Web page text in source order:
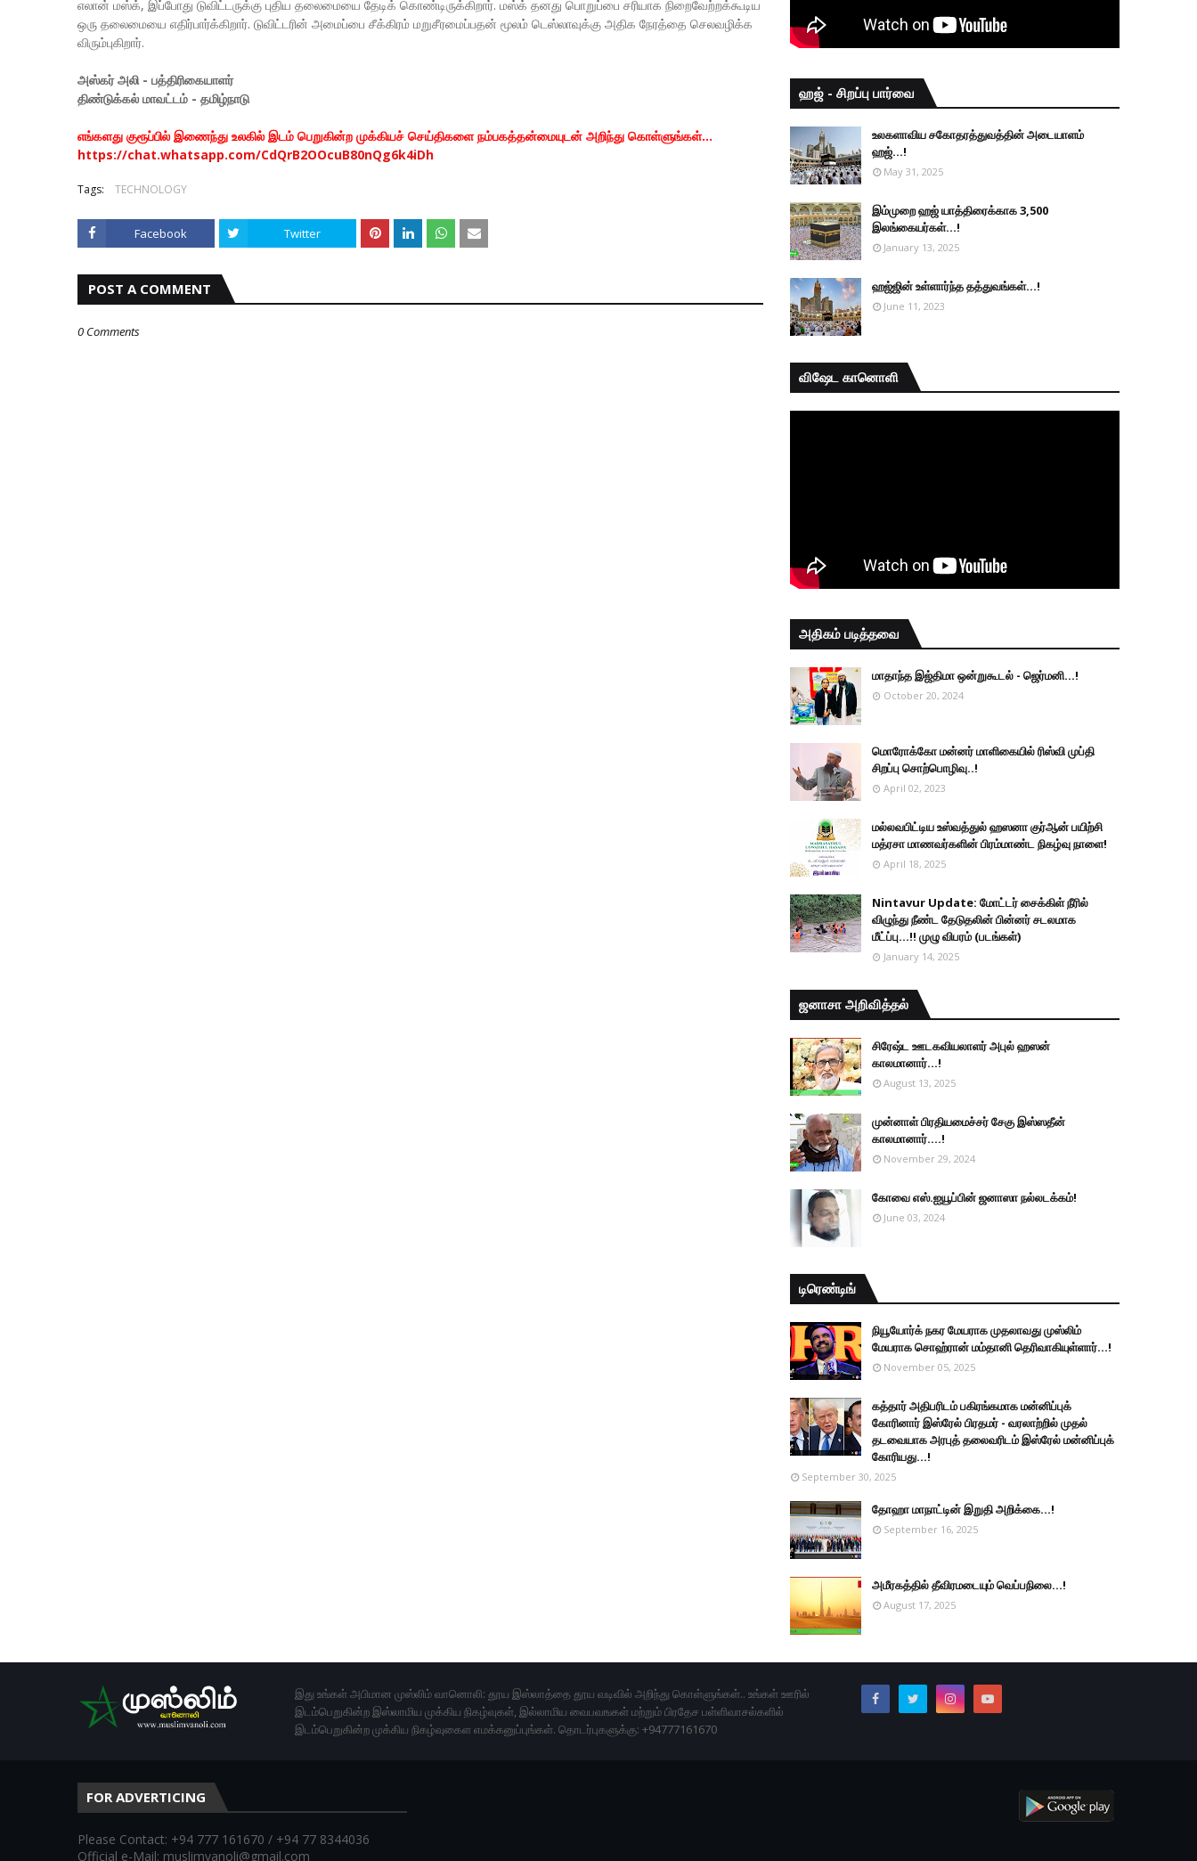
எலான் மஸ்க், இப்போது டுவிட்டருக்கு புதிய தலைமையை தேடிக் கொண்டிருக்கிறார். மஸ்க் தனது பொறுப்பை சரியாக நிறைவேற்றக்கூடிய
ஒரு தலைமையை எதிர்பார்க்கிறார். டுவிட்டரின் அமைப்பை சீக்கிரம் மறுசீரமைப்பதன் மூலம் டெஸ்லாவுக்கு அதிக நேரத்தை செலவழிக்க
விரும்புகிறார்.
அஸ்கர் அலி - பத்திரிகையாளர்
திண்டுக்கல் மாவட்டம் - தமிழ்நாடு
எங்களது குரூப்பில் இணைந்து உலகில் இடம் பெறுகின்ற முக்கியச் செய்திகளை நம்பகத்தன்மையுடன் அறிந்து கொள்ளுங்கள்...
https://chat.whatsapp.com/CdQrB2OOcuB80nQg6k4iDh
Tags: TECHNOLOGY
Facebook Twitter
POST A COMMENT
0 Comments
ஹஜ் - சிறப்பு பார்வை
உலகளாவிய சகோதரத்துவத்தின் அடையாளம்
ஹஜ்...!
May 31, 2025
இம்முறை ஹஜ் யாத்திரைக்காக 3,500
இலங்கையர்கள்...!
January 13, 2025
ஹஜ்ஜின் உள்ளார்ந்த தத்துவங்கள்...!
June 11, 2023
விஷேட கானொளி
அதிகம் படித்தவை
மாதாந்த இஜ்திமா ஒன்றுகூடல் - ஜெர்மனி…!
October 20, 2024
மொரோக்கோ மன்னர் மாளிகையில் ரிஸ்வி முப்தி
சிறப்பு சொற்பொழிவு..!
April 02, 2023
மல்லவபிட்டிய உஸ்வத்துல் ஹஸனா குர்ஆன் பயிற்சி
மத்ரசா மாணவர்களின் பிரம்மாண்ட நிகழ்வு நாளை!
April 18, 2025
Nintavur Update: மோட்டர் சைக்கிள் நீரில்
விழுந்து நீண்ட தேடுதலின் பின்னர் சடலமாக
மீட்ப்பு…!! முழு விபரம் (படங்கள்)
January 14, 2025
ஜனாசா அறிவித்தல்
சிரேஷ்ட ஊடகவியலாளர் அபுல் ஹஸன்
காலமானார்...!
August 13, 2025
முன்னாள் பிரதியமைச்சர் சேகு இஸ்ஸதீன்
காலமானார்….!
November 29, 2024
கோவை எஸ்.ஐயூப்பின் ஜனாஸா நல்லடக்கம்!
June 03, 2024
டிரெண்டிங்
நியூயோர்க் நகர மேயராக முதலாவது முஸ்லிம்
மேயராக சொஹ்ரான் மம்தானி தெரிவாகியுள்ளார்...!
November 05, 2025
கத்தார் அதிபரிடம் பகிரங்கமாக மன்னிப்புக்
கோரினார் இஸ்ரேல் பிரதமர் - வரலாற்றில் முதல்
தடவையாக அரபுத் தலைவரிடம் இஸ்ரேல் மன்னிப்புக்
கோரியது...!
September 30, 2025
தோஹா மாநாட்டின் இறுதி அறிக்கை...!
September 16, 2025
அமீரகத்தில் தீவிரமடையும் வெப்பநிலை...!
August 17, 2025
இது உங்கள் அபிமான முஸ்லிம் வானொலி: தூய இஸ்லாத்தை தூய வடிவில் அறிந்து கொள்ளுங்கள்.. உங்கள் ஊரில்
இடம்பெறுகின்ற இஸ்லாமிய முக்கிய நிகழ்வுகள், இல்லாமிய வைபவஙகள் மற்றும் பிரதேச பள்ளிவாசல்களில்
இடம்பெறுகின்ற முக்கிய நிகழ்வுகைள எமக்கனுப்புங்கள். தொடர்புகளுக்கு: +94777161670
FOR ADVERTICING
Please Contact: +94 777 161670 / +94 77 8344036
Official e-Mail: muslimvanoli@gmail.com